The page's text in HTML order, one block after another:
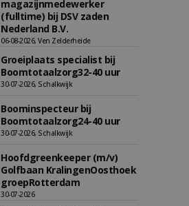
magazijnmedewerker
(fulltime) bij DSV zaden
Nederland B.V.
06-08-2026, Ven Zelderheide
Groeiplaats specialist bij
Boomtotaalzorg32-40 uur
30-07-2026, Schalkwijk
Boominspecteur bij
Boomtotaalzorg24-40 uur
30-07-2026, Schalkwijk
Hoofdgreenkeeper (m/v)
Golfbaan KralingenOosthoek
groepRotterdam
30-07-2026